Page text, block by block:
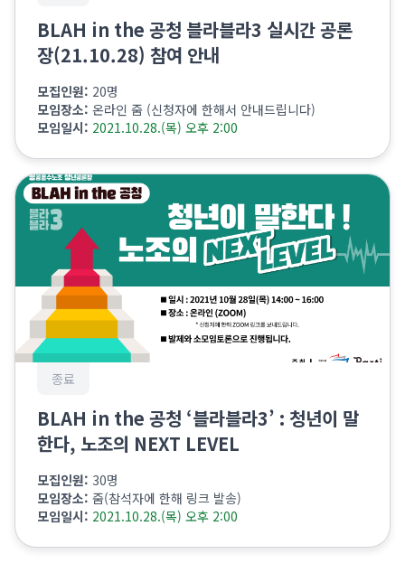
BLAH in the 공청 블라블라3 실시간 공론
장(21.10.28) 참여 안내
모집인원: 20명
모임장소: 온라인 줌 (신청자에 한해서 안내드립니다)
모임일시: 2021.10.28.(목) 오후 2:00
종료
BLAH in the 공청 ‘블라블라3’ : 청년이 말
한다, 노조의 NEXT LEVEL
모집인원: 30명
모임장소: 줌(참석자에 한해 링크 발송)
모임일시: 2021.10.28.(목) 오후 2:00